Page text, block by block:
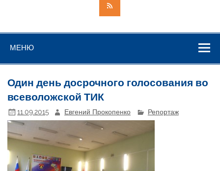
МЕНЮ
Один день досрочного голосования во
всеволожской ТИК
11.09.2015 Евгений Прокопенко Репортаж